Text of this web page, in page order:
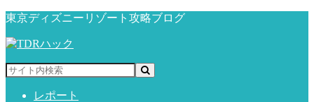
東京ディズニーリゾート攻略ブログ
レポート